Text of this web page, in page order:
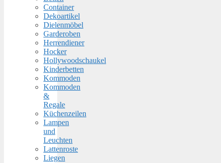
Container
Dekoartikel
Dielenmöbel
Garderoben
Herrendiener
Hocker
Hollywoodschaukel
Kinderbetten
Kommoden
Kommoden
&
Regale
Küchenzeilen
Lampen
und
Leuchten
Lattenroste
Liegen